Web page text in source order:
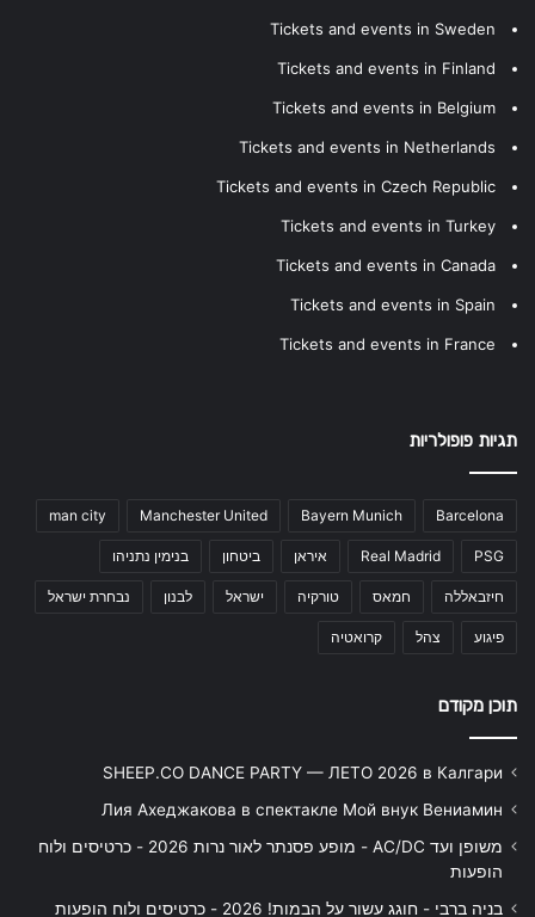
Tickets and events in Sweden
Tickets and events in Finland
Tickets and events in Belgium
Tickets and events in Netherlands
Tickets and events in Czech Republic
Tickets and events in Turkey
Tickets and events in Canada
Tickets and events in Spain
Tickets and events in France
תגיות פופולריות
Barcelona
Bayern Munich
Manchester United
man city
PSG
Real Madrid איראן ביטחון בנימין נתניהו
חיזבאללה חמאס טורקיה ישראל לבנון נבחרת ישראל
פיגוע צהל קרואטיה
תוכן מקודם
SHEEP.CO DANCE PARTY — ЛЕТО 2026 в Калгари
Лия Ахеджакова в спектакле Мой внук Вениамин
משופן ועד AC/DC - מופע פסנתר לאור נרות 2026 - כרטיסים ולוח
הופעות
בניה ברבי - חוגג עשור על הבמות! 2026 - כרטיסים ולוח הופעות